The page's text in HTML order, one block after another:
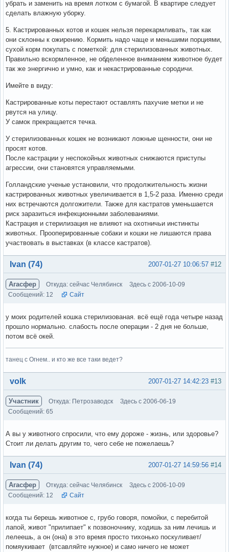
убрать и заменить на время лотком с бумагой. В квартире следует
сделать влажную уборку.
5. Кастрированных котов и кошек нельзя перекармливать, так как
они склонны к ожирению. Кормить надо чаще и меньшими порциями,
сухой корм покупать с пометкой: для стерилизованных животных.
Правильно вскормленное, не обделенное вниманием животное будет
так же энергично и умно, как и некастрированные сородичи.
Имейте в виду:
Кастрированные коты перестают оставлять пахучие метки и не
рвутся на улицу.
У самок прекращается течка.
У стерилизованных кошек не возникают ложные щенности, они не
просят котов.
После кастрации у неспокойных животных снижаются приступы
агрессии, они становятся управляемыми.
Голландские ученые установили, что продолжительность жизни
кастрированных животных увеличивается в 1,5-2 раза. Именно среди
них встречаются долгожители. Также для кастратов уменьшается
риск заразиться инфекционными заболеваниями.
Кастрация и стерилизация не влияют на охотничьи инстинкты
животных. Прооперированные собаки и кошки не лишаются права
участвовать в выставках (в классе кастратов).
Вне форума #12
2007-01-27 10:06:57
Ivan (74)
Агасфер Откуда: сейчас Челябинск
Здесь с 2006-10-09
Сообщений: 12
Сайт
у моих родителей кошка стерилизованая. всё ещё года четыре назад
прошло нормально. слабость после операции - 2 дня не больше,
потом всё окей.
танец с Огнем.. и кто же все таки ведет?
Вне форума #13
2007-01-27 14:42:23
volk
Участник Откуда: Петрозаводск
Здесь с 2006-06-19
Сообщений: 65
А вы у животного спросили, что ему дороже - жизнь, или здоровье?
Стоит ли делать другим то, чего себе не пожелаешь?
Вне форума #14
2007-01-27 14:59:56
Ivan (74)
Агасфер Откуда: сейчас Челябинск
Здесь с 2006-10-09
Сообщений: 12
Сайт
когда ты берешь животное с, грубо говоря, помойки, с перебитой
лапой, живот "прилипает" к позвоночнику, ходишь за ним лечишь и
лелеешь, а он (она) в это время просто тихонько поскуливает/
помяукивает (втсавляйте нужное) и само ничего не может